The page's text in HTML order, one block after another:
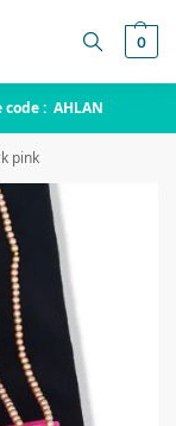
0
code : AHLAN
pink